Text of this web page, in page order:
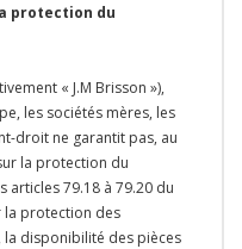
protection du
« J.M Brisson »),
les sociétés mères, les
droit ne garantit pas, au
la protection du
articles 79.18 à 79.20 du
la protection des
la disponibilité des pièces